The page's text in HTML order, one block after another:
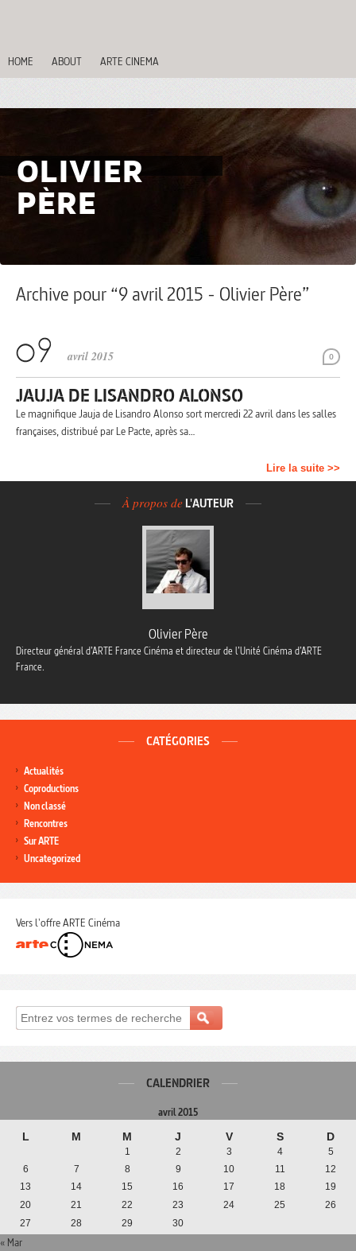
HOME ABOUT ARTE CINEMA
OLIVIER
PÈRE
Archive pour “9 avril 2015 - Olivier Père”
0
avril 2015
JAUJA DE LISANDRO ALONSO
Le magnifique Jauja de Lisandro Alonso sort mercredi 22 avril dans les salles
françaises, distribué par Le Pacte, après sa…
Lire la suite >>
À propos de L'AUTEUR
Olivier Père
Directeur général d’ARTE France Cinéma et directeur de l’Unité Cinéma d’ARTE
France.
CATÉGORIES
Actualités
Coproductions
Non classé
Rencontres
Sur ARTE
Uncategorized
Vers l'offre ARTE Cinéma
CALENDRIER
avril 2015
L M M J V S D
1 2 3 4
5
6
7 8 9 10 11
12
13
14 15 16 17 18
19
20
21 22 23 24 25
26
27
28 29 30
« Mar